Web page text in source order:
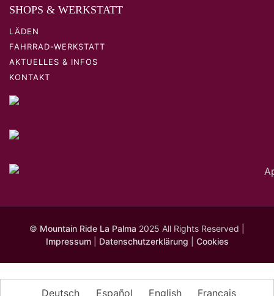
SHOPS & WERKSTATT
LÄDEN
FAHRRAD-WERKSTATT
AKTUELLES & INFOS
KONTAKT
© Mountain Ride La Palma 2025 All Rights Reserved |
Impressum| Datenschutzerklärung Cookies
Deutsch Español English Français